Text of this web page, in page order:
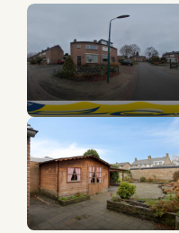
11 panorama's